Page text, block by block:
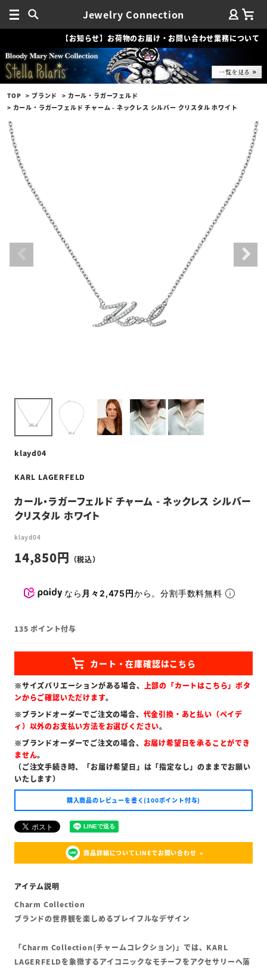
Jewelry Connection
【お知らせ】お荷物のお届け・お問い合わせ業務について
TOP ブランド
カール・ラガーフェルド
カール・ラガーフェルド チャーム - ネックレス シルバー クリスタル ホワイト
klayd04
KARL LAGERFELD
カール・ラガーフェルド チャーム - ネックレス シルバー
クリスタル ホワイト
klayd04
14,850
なら 月々2,475円から。分割手数料無料
135 ポイント付与
※サイズバリエーションがある場合、 上部の「カートはこちら」ボタ
ンからご確認いただけます。
※ブランドオーダーでご注文の場合、 代金引換・あと払い（ペイデ
ィ）以外のお支払い方法をお選びください。
※ブランドオーダーでご注文の場合、 お届け希望日を承ることができ
ません。
（ご注文手続き時、「お届け希望日」は「指定なし」のままでお願い
いたします）
購入商品のレビューを書く(100ポイント付与)
商品詳細についてLINEでお問い合わせ
Charm Collection
ブランドの世界観を楽しめるプレイフルなデザイン
「Charm Collection(チャームコレクション)」では、KARL
LAGERFELDを象徴するアイコニックなモチーフをアクセサリーへ落